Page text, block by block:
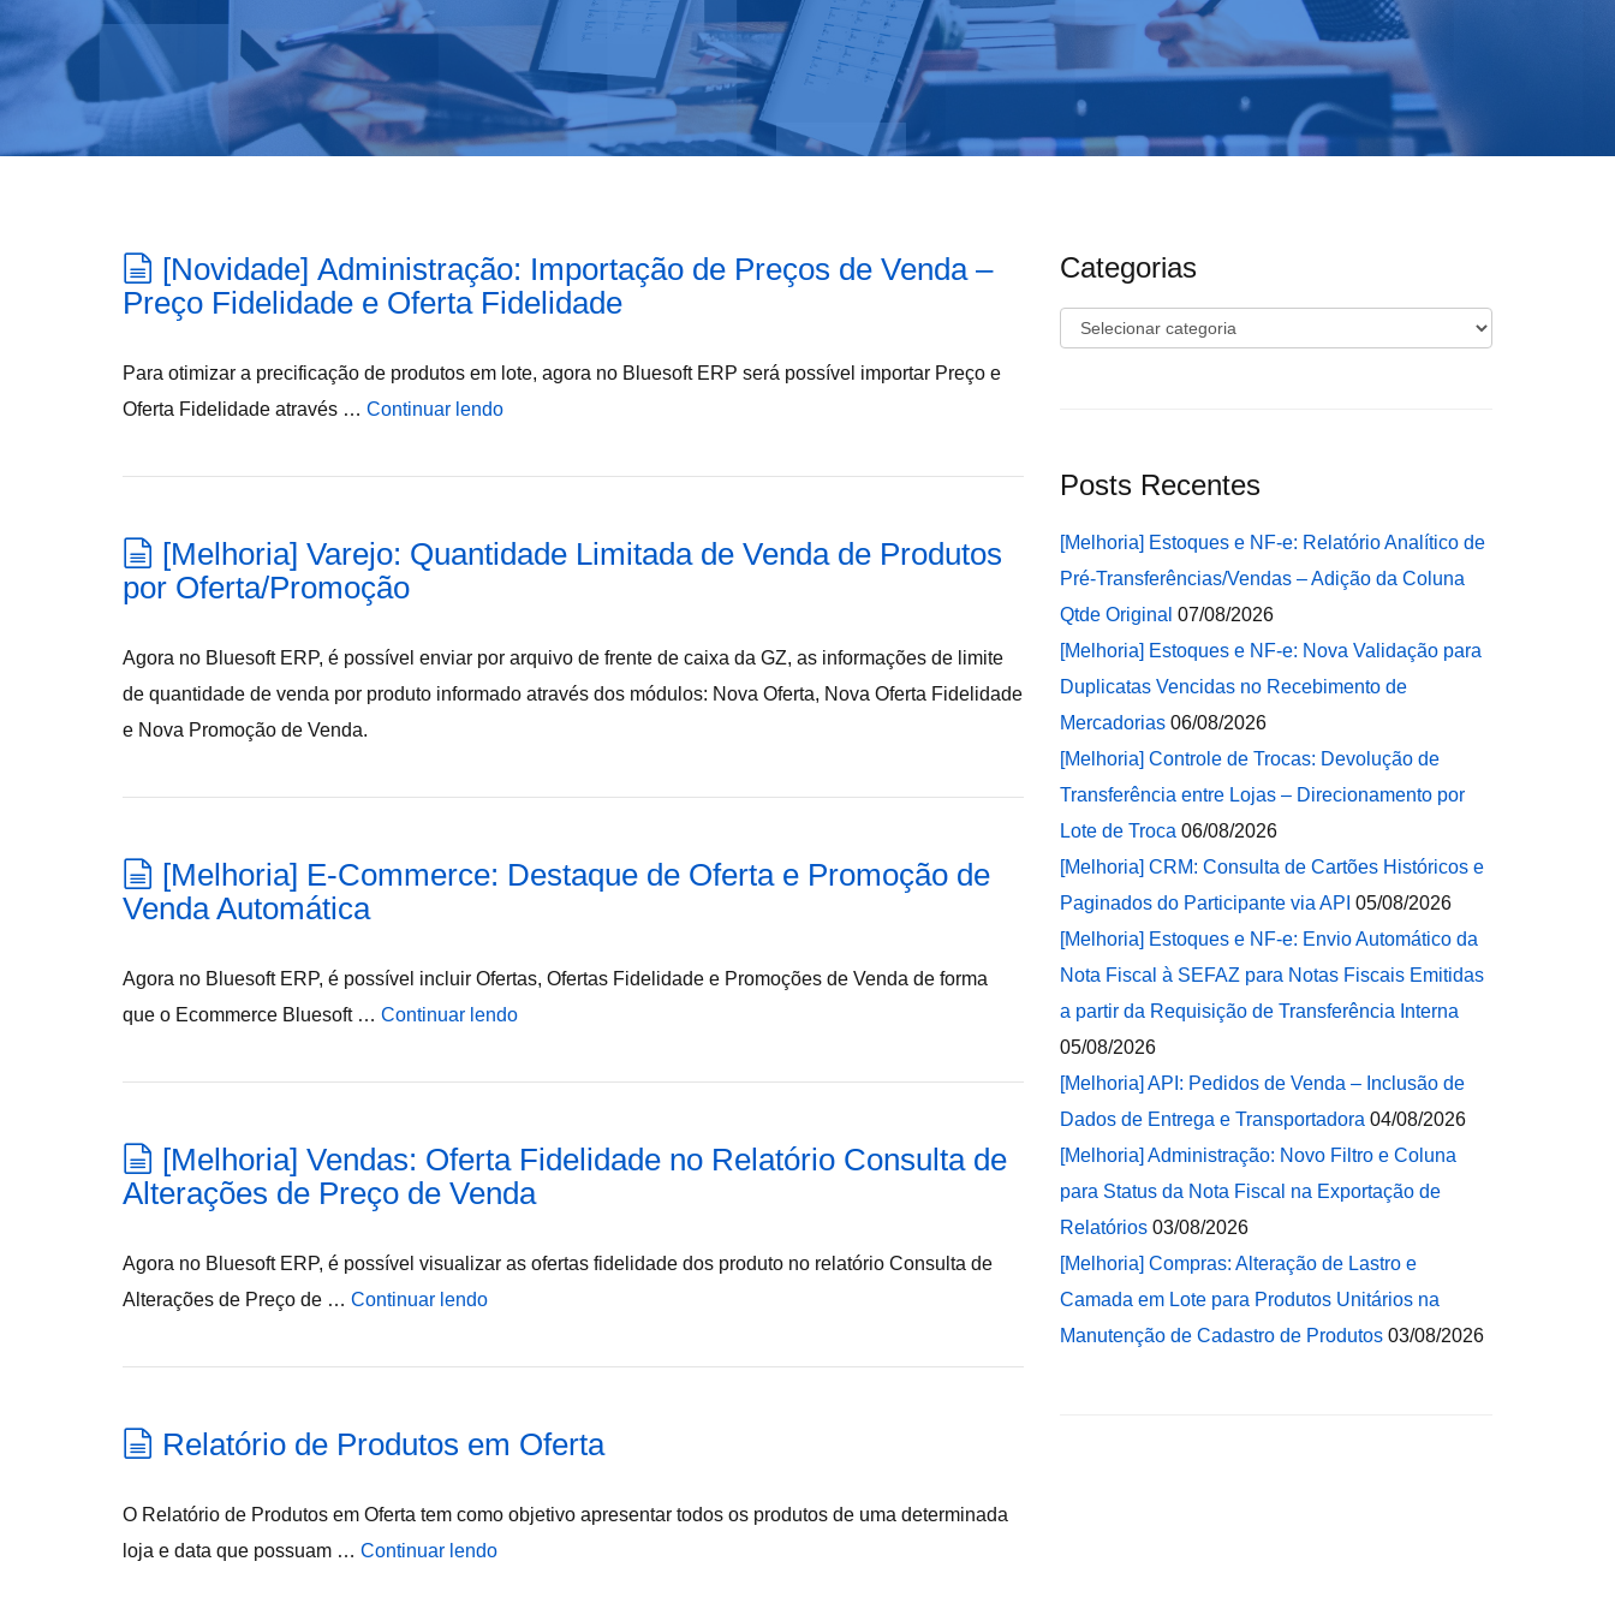
[Novidade] Administração: Importação de Preços de Venda –
Preço Fidelidade e Oferta Fidelidade
Para otimizar a precificação de produtos em lote, agora no Bluesoft ERP será possível importar Preço e
Oferta Fidelidade através … Continuar lendo
[Melhoria] Varejo: Quantidade Limitada de Venda de Produtos
por Oferta/Promoção
Agora no Bluesoft ERP, é possível enviar por arquivo de frente de caixa da GZ, as informações de limite
de quantidade de venda por produto informado através dos módulos: Nova Oferta, Nova Oferta Fidelidade
e Nova Promoção de Venda.
[Melhoria] E-Commerce: Destaque de Oferta e Promoção de
Venda Automática
Agora no Bluesoft ERP, é possível incluir Ofertas, Ofertas Fidelidade e Promoções de Venda de forma
que o Ecommerce Bluesoft … Continuar lendo
[Melhoria] Vendas: Oferta Fidelidade no Relatório Consulta de
Alterações de Preço de Venda
Agora no Bluesoft ERP, é possível visualizar as ofertas fidelidade dos produto no relatório Consulta de
Alterações de Preço de … Continuar lendo
Relatório de Produtos em Oferta
O Relatório de Produtos em Oferta tem como objetivo apresentar todos os produtos de uma determinada
loja e data que possuam … Continuar lendo
Categorias
Categorias
Posts Recentes
[Melhoria] Estoques e NF-e: Relatório Analítico de
Pré-Transferências/Vendas – Adição da Coluna
Qtde Original 07/08/2026
[Melhoria] Estoques e NF-e: Nova Validação para
Duplicatas Vencidas no Recebimento de
Mercadorias 06/08/2026
[Melhoria] Controle de Trocas: Devolução de
Transferência entre Lojas – Direcionamento por
Lote de Troca 06/08/2026
[Melhoria] CRM: Consulta de Cartões Históricos e
Paginados do Participante via API 05/08/2026
[Melhoria] Estoques e NF-e: Envio Automático da
Nota Fiscal à SEFAZ para Notas Fiscais Emitidas
a partir da Requisição de Transferência Interna
05/08/2026
[Melhoria] API: Pedidos de Venda – Inclusão de
Dados de Entrega e Transportadora 04/08/2026
[Melhoria] Administração: Novo Filtro e Coluna
para Status da Nota Fiscal na Exportação de
Relatórios 03/08/2026
[Melhoria] Compras: Alteração de Lastro e
Camada em Lote para Produtos Unitários na
Manutenção de Cadastro de Produtos 03/08/2026